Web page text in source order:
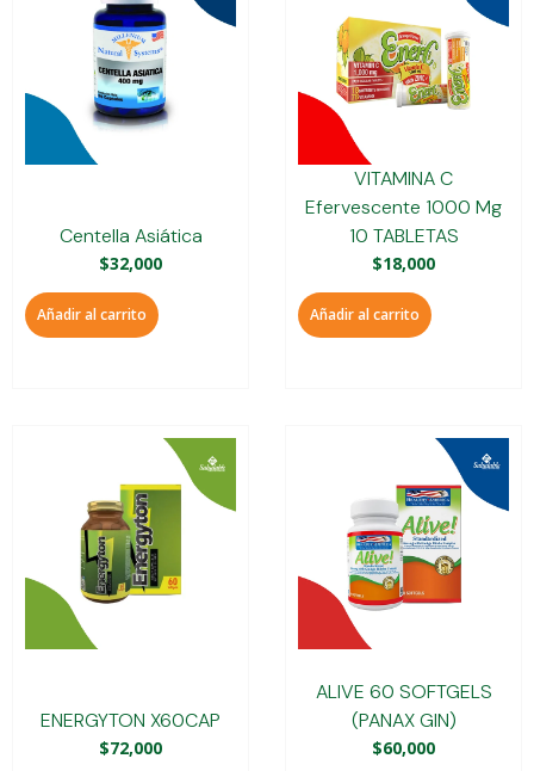
Centella Asiática
$32,000
Añadir al carrito
VITAMINA C
Efervescente 1000 Mg
10 TABLETAS
$18,000
Añadir al carrito
ENERGYTON X60CAP
$72,000
ALIVE 60 SOFTGELS
(PANAX GIN)
$60,000